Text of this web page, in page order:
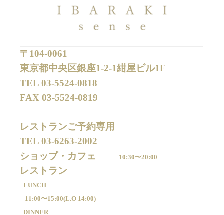
〒104-0061
東京都中央区銀座1-2-1紺屋ビル1F
TEL 03-5524-0818
FAX 03-5524-0819
レストランご予約専用
TEL 03-6263-2002
ショップ・カフェ
10:30〜20:00
LUNCH
11:00〜15:00(L.O 14:00)
DINNER